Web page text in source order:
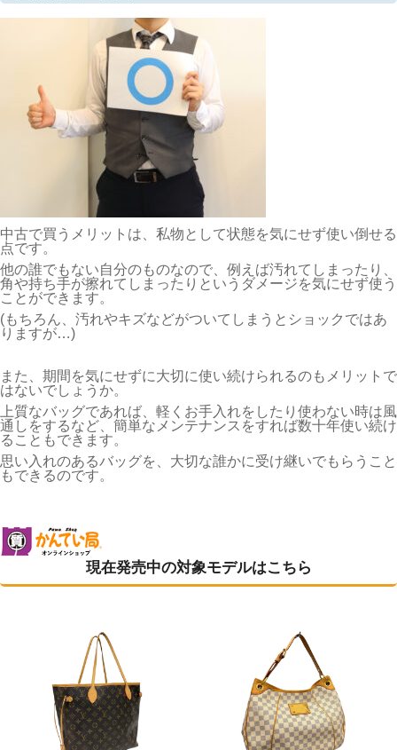
中古で買うメリットは、私物として状態を気にせず使い倒せる
点です。
他の誰でもない自分のものなので、例えば汚れてしまったり、
角や持ち手が擦れてしまったりというダメージを気にせず使う
ことができます。
(もちろん、汚れやキズなどがついてしまうとショックではあ
りますが…)
また、期間を気にせずに大切に使い続けられるのもメリットで
はないでしょうか。
上質なバッグであれば、軽くお手入れをしたり使わない時は風
通しをするなど、簡単なメンテナンスをすれば数十年使い続け
ることもできます。
思い入れのあるバッグを、大切な誰かに受け継いでもらうこと
もできるのです。
現在発売中の対象モデルはこちら